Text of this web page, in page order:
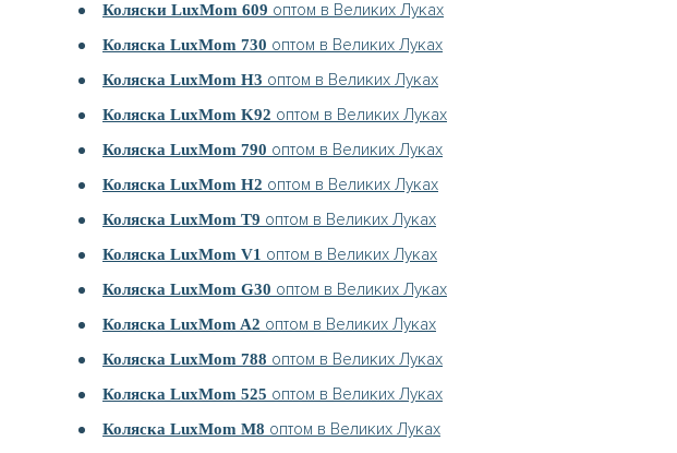
Коляски LuxMom 609 оптом в Великих Луках
Коляска LuxMom 730 оптом в Великих Луках
Коляска LuxMom H3 оптом в Великих Луках
Коляска LuxMom K92 оптом в Великих Луках
Коляска LuxMom 790 оптом в Великих Луках
Коляска LuxMom H2 оптом в Великих Луках
Коляска LuxMom T9 оптом в Великих Луках
Коляска LuxMom V1 оптом в Великих Луках
Коляска LuxMom G30 оптом в Великих Луках
Коляска LuxMom A2 оптом в Великих Луках
Коляска LuxMom 788 оптом в Великих Луках
Коляска LuxMom 525 оптом в Великих Луках
Коляска LuxMom M8 оптом в Великих Луках